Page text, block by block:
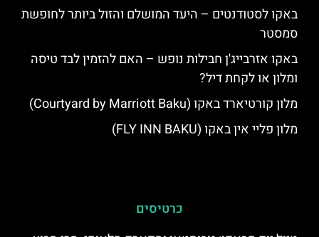
באקו לסטודנטים – היעד המושלם והזול ביותר לחופשת
סמסטר
באקו אזרבייג'ן חבילות נופש – האם להזמין לבד טיסה
ומלון או לקחת דיל?
מלון קורטיארד באקו (Courtyard by Marriott Baku)
מלון פליי אין באקו (FLY INN BAKU)
כרטיסים